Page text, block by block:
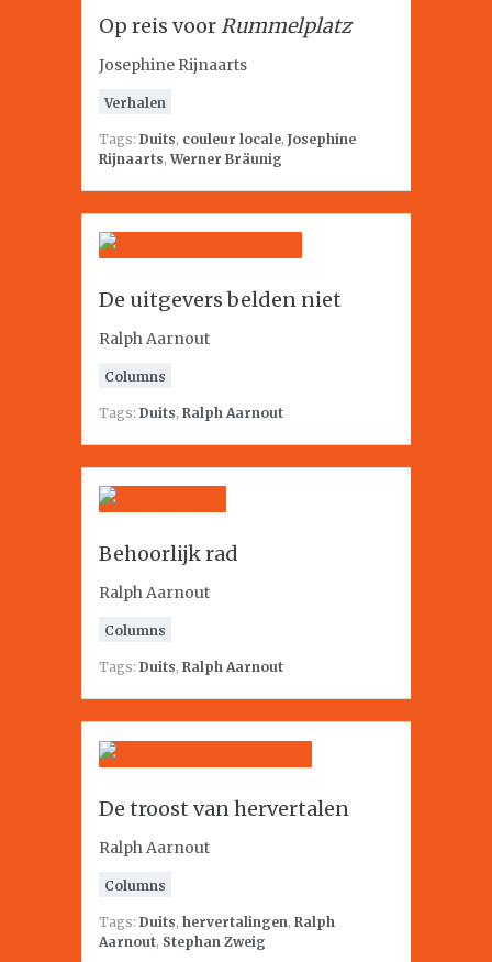
Op reis voorRummelplatz
Josephine Rijnaarts
Verhalen
Tags: Duits, couleur locale, Josephine
Rijnaarts,Werner Bräunig
De uitgevers belden niet
Ralph Aarnout
Columns
Tags: Duits, Ralph Aarnout
Behoorlijk rad
Ralph Aarnout
Columns
Tags: Duits, Ralph Aarnout
De troost van hervertalen
Ralph Aarnout
Columns
Tags: Duits, hervertalingen, Ralph
Aarnout, Stephan Zweig